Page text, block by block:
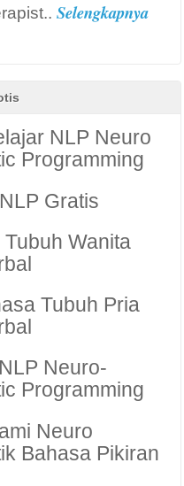
Selengkapnya
NLP Neuro
Programming
Gratis
Tubuh Wanita
Tubuh Pria
Neuro-
Programming
Neuro
Bahasa Pikiran